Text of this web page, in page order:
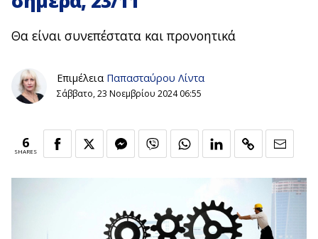
Θα είναι συνεπέστατα και προνοητικά
Επιμέλεια Παπασταύρου Λίντα
Σάββατο, 23 Νοεμβρίου 2024 06:55
6
SHARES